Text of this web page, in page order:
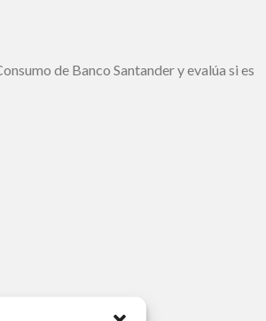
de Banco Santander y evalúa si es